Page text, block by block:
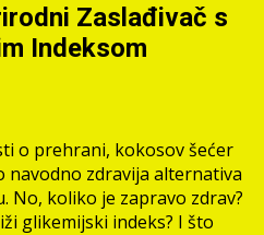
Zaslađivač s
Indeksom
o prehrani, kokosov šećer
navodno zdravija alternativa
No, koliko je zapravo zdrav?
glikemijski indeks? I što